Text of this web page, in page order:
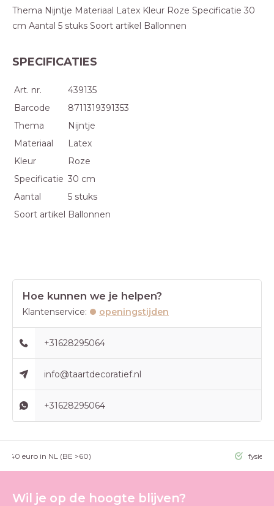
Thema Nijntje Materiaal Latex Kleur Roze Specificatie 30
cm Aantal 5 stuks Soort artikel Ballonnen
SPECIFICATIES
Art. nr.
439135
Barcode
8711319391353
Thema
Nijntje
Materiaal
Latex
Kleur
Roze
Specificatie 30 cm
Aantal
5 stuks
Soort artikel Ballonnen
Hoe kunnen we je helpen?
Klantenservice: openingstijden
+31628295064
info@taartdecoratief.nl
+31628295064
>40 euro in NL (BE >60) fysieke
Wil je op de hoogte blijven?